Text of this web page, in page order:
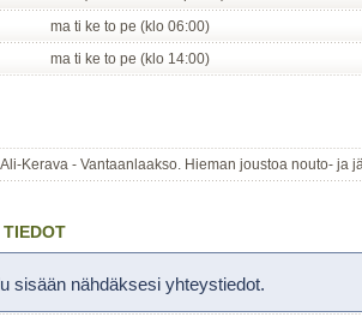
ma ti ke to pe (klo 06:00)
ma ti ke to pe (klo 14:00)
Kerava - Vantaanlaakso. Hieman joustoa nouto- ja
sisään nähdäksesi yhteystiedot.